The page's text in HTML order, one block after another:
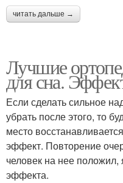
читать дальше →
Лучшие
для сна.
Если сделать сильное
убрать после этого, то
место
эффект. Повторение
человек на нее положил,
эффекта.